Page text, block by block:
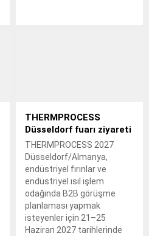
THERMPROCESS
Düsseldorf fuarı ziyareti
THERMPROCESS 2027
Düsseldorf/Almanya,
endüstriyel fırınlar ve
endüstriyel ısıl işlem
odağında B2B görüşme
planlaması yapmak
isteyenler için 21–25
Haziran 2027 tarihlerinde